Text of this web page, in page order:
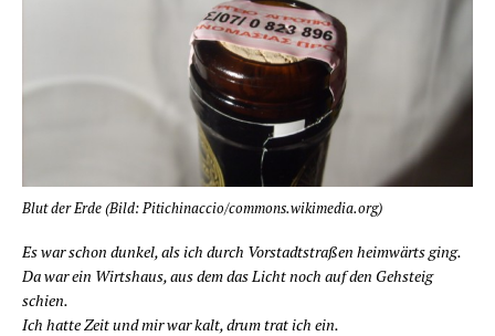
Blut der Erde (Bild: Pitichinaccio/commons.wikimedia.org)
Es war schon dun­kel, als ich durch Vor­stadt­stra­ßen heim­wärts ging.
Da war ein Wirts­haus, aus dem das Licht noch auf den Geh­steig
schien.
Ich hat­te Zeit und mir war kalt, drum trat ich ein.